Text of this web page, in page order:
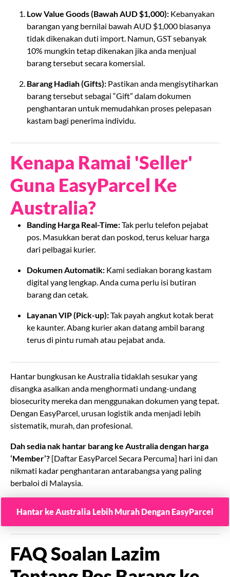
Low Value Goods (Bawah AUD $1,000): Kebanyakan
barangan yang bernilai bawah AUD $1,000 biasanya
tidak dikenakan duti import. Namun, GST sebanyak
10% mungkin tetap dikenakan jika anda menjual
barang tersebut secara komersial.
Barang Hadiah (Gifts): Pastikan anda mengisytiharkan
barang tersebut sebagai “Gift” dalam dokumen
penghantaran untuk memudahkan proses pelepasan
kastam bagi penerima individu.
Kenapa Ramai 'Seller'
Guna EasyParcel Ke
Australia?
Banding Harga Real-Time:Tak perlu telefon pejabat
pos. Masukkan berat dan poskod, terus keluar harga
dari pelbagai kurier.
Dokumen Automatik: Kami sediakan borang kastam
digital yang lengkap. Anda cuma perlu isi butiran
barang dan cetak.
Layanan VIP (Pick-up):Tak payah angkut kotak berat
ke kaunter. Abang kurier akan datang ambil barang
terus di pintu rumah atau pejabat anda.
Hantar bungkusan ke Australia tidaklah sesukar yang
disangka asalkan anda menghormati undang-undang
biosecurity mereka dan menggunakan dokumen yang tepat.
Dengan EasyParcel, urusan logistik anda menjadi lebih
sistematik, murah, dan profesional.
Dah sedia nak hantar barang ke Australia dengan harga
‘Member’? [Daftar EasyParcel Secara Percuma] hari ini dan
nikmati kadar penghantaran antarabangsa yang paling
berbaloi di Malaysia.
Hantar ke Australia Lebih Murah Dengan EasyParcel
FAQ Soalan Lazim